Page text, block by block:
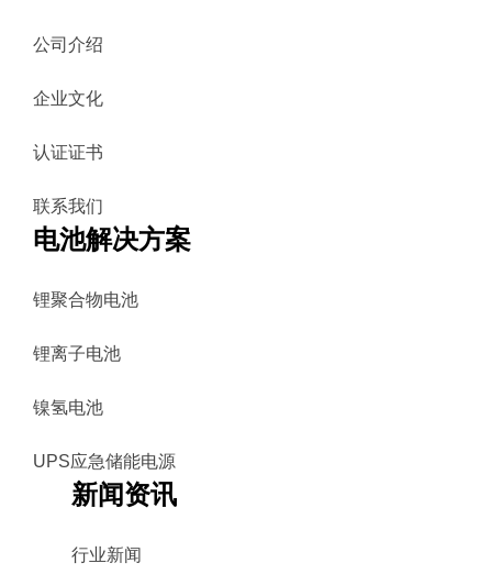
公司介绍
企业文化
认证证书
联系我们
电池解决方案
锂聚合物电池
锂离子电池
镍氢电池
UPS应急储能电源
新闻资讯
行业新闻